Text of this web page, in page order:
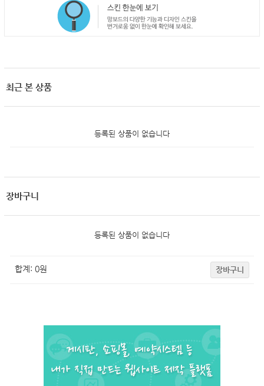
최근 본 상품
등록된 상품이 없습니다
장바구니
등록된 상품이 없습니다
합계: 0원 장바구니